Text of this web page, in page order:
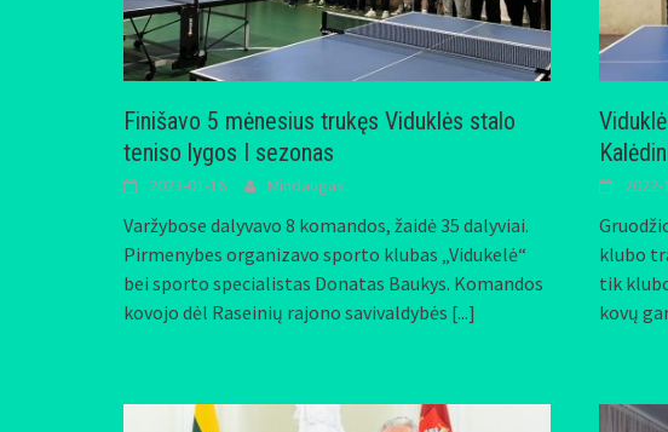
Finišavo 5 mėnesius trukęs Viduklės stalo
teniso lygos I sezonas
2023-01-16 Mindaugas
Varžybose dalyvavo 8 komandos, žaidė 35 dalyviai.
Pirmenybes organizavo sporto klubas „Vidukelė“
bei sporto specialistas Donatas Baukys. Komandos
kovojo dėl Raseinių rajono savivaldybės [...]
2022-
klubo
tik
kovų